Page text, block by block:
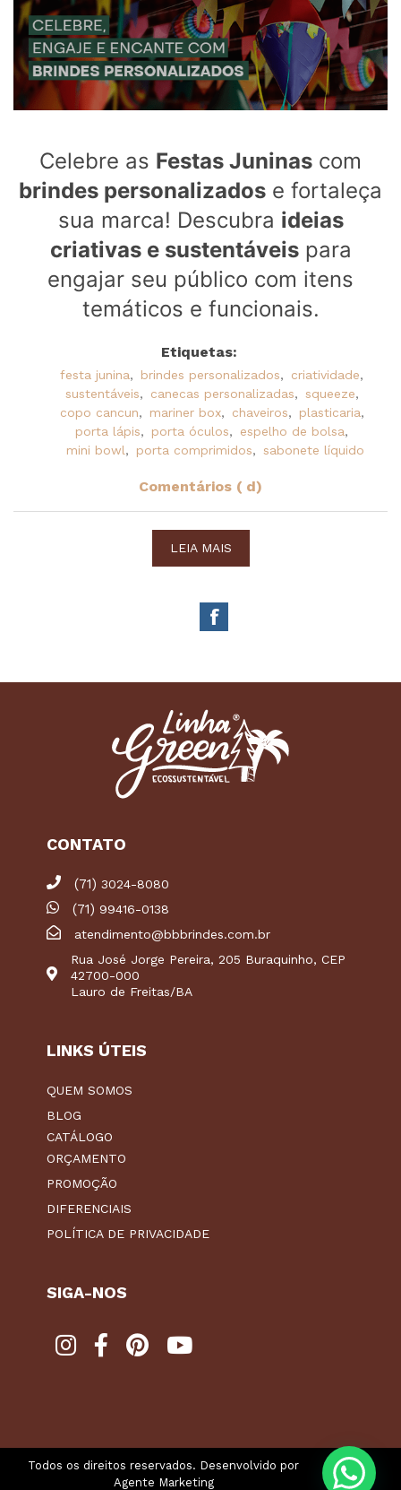
Celebre as Festas Juninas com
brindes personalizados e fortaleça
sua marca! Descubra ideias
criativas e sustentáveispara
engajar seu público com itens
temáticos e funcionais.
Etiquetas:
festa junina, brindes personalizados, criatividade,
sustentáveis, canecas personalizadas, squeeze,
copo cancun, mariner box, chaveiros, plasticaria,
porta lápis, porta óculos, espelho de bolsa,
mini bowl, porta comprimidos, sabonete líquido
Comentários ( d)
LEIA MAIS
CONTATO
(71) 3024-8080
(71) 99416-0138
atendimento@bbbrindes.com.br
Rua José Jorge Pereira, 205 Buraquinho, CEP
42700-000
Lauro de Freitas/BA
LINKS ÚTEIS
QUEM SOMOS
BLOG
CATÁLOGO
ORÇAMENTO
PROMOÇÃO
DIFERENCIAIS
POLÍTICA DE PRIVACIDADE
SIGA-NOS
Todos os direitos reservados. Desenvolvido por
Agente Marketing